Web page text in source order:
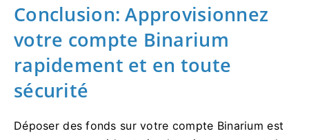
Conclusion: Approvisionnez
votre compte Binarium
rapidement et en toute
sécurité
Déposer des fonds sur votre compte Binarium est